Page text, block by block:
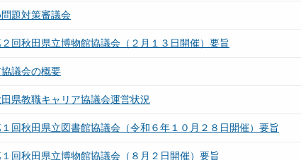
題対策審議会
回秋田県立博物館協議会（２月１３日開催）要旨
議会の概要
県教職キャリア協議会運営状況
回秋田県立図書館協議会（令和６年１０月２８日開催）要旨
回秋田県立博物館協議会（８月２日開催）要旨